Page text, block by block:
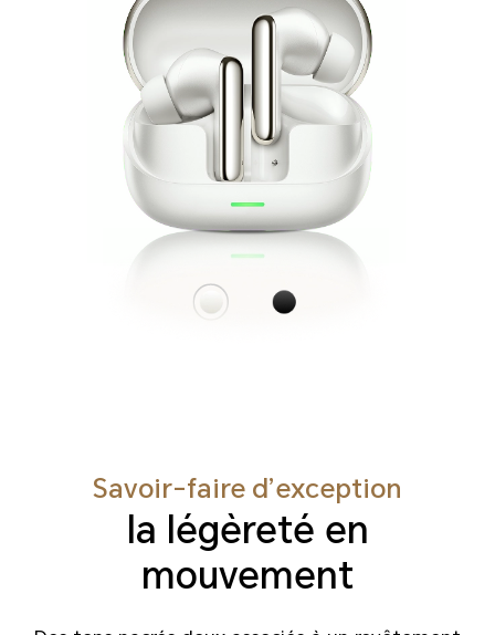
Savoir-faire d’exception
la légèreté en
mouvement